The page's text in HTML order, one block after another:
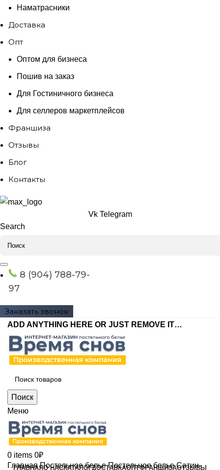
Наматрасники
Доставка
Опт
Оптом для бизнеса
Пошив на заказ
Для Гостиничного бизнеса
Для селлеров маркетплейсов
Франшиза
Отзывы
Блог
Контакты
Vk Telegram
Search
8 (904) 788-79-
97
Заказать звонок
ADD ANYTHING HERE OR JUST REMOVE IT…
Поиск
Меню
0 items 0₽
ГЛАВНАЯО НАСКАТАЛОГДОСТАВКАОПТФРАНШИЗАОТЗЫВЫ
ГлавнаяПостельное бельеПостельное белье Сатин-